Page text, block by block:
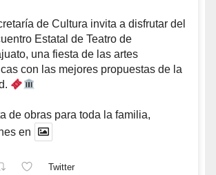
de Cultura invita a disfrutar del
Estatal de Teatro de
una fiesta de las artes
con las mejores propuestas de la
de obras para toda la familia,
en
Twitter